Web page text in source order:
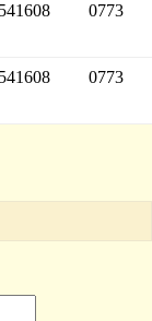
541608 0773
541608 0773